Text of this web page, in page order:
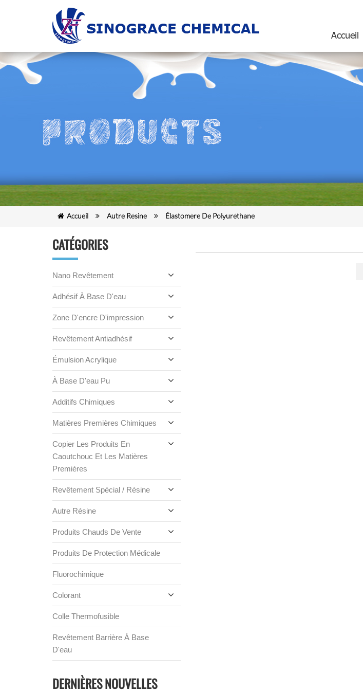
Accueil
Accueil Autre Résine Élastomère De Polyuréthane
CATÉGORIES
Nano Revêtement
Adhésif À Base D'eau
Zone D'encre D'impression
Revêtement Antiadhésif
Émulsion Acrylique
À Base D'eau Pu
Additifs Chimiques
Matières Premières Chimiques
Copier Les Produits En
Caoutchouc Et Les Matières
Premières
Revêtement Spécial / Résine
Autre Résine
Produits Chauds De Vente
Produits De Protection Médicale
Fluorochimique
Colorant
Colle Thermofusible
Revêtement Barrière À Base
D'eau
DERNIÈRES NOUVELLES